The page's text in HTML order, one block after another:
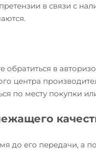
в связи с
обратиться в
центра
по месту покупки
до его передачи, а